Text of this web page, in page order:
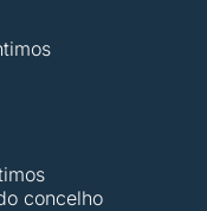
concelho